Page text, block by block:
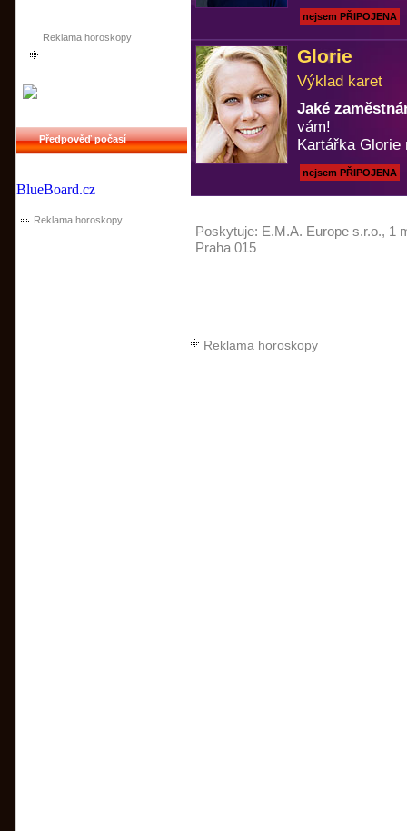
Reklama horoskopy
Předpověď počasí
BlueBoard.cz
Reklama horoskopy
nejsem PŘIPOJENA
Glorie
Výklad karet
Jaké
vám!
Kartářka
nejsem PŘIPOJENA
Poskytuje: E.M.A. Europe s.r.o., 1
Praha 015
Reklama horoskopy